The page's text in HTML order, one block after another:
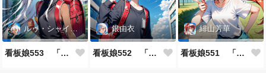
ルゥ・シャイニー
看板娘553 「ルゥ・シャイニーのよもやま話」
銀由衣
看板娘552 「銀由衣」
緋山芳華
看板娘551 「緋山芳華のよもやま話」